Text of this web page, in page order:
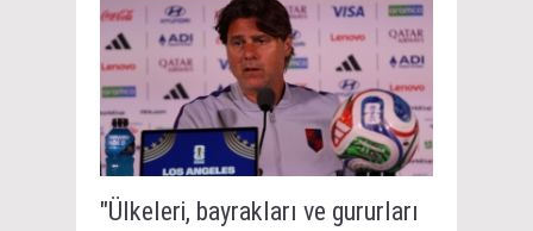
"Ülkeleri, bayrakları ve gururları